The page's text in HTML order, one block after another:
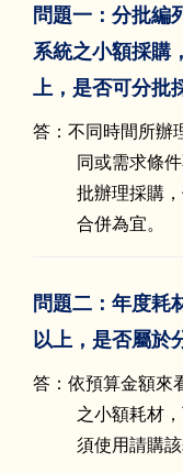
問題一：分批編
系統之小額採購
上，是否可分批
答：不同時間所辦
同或需求條
批辦理採購
合併為宜。
問題二：年度耗
以上，是否屬於
答：依預算金額來
之小額耗材
須使用請購